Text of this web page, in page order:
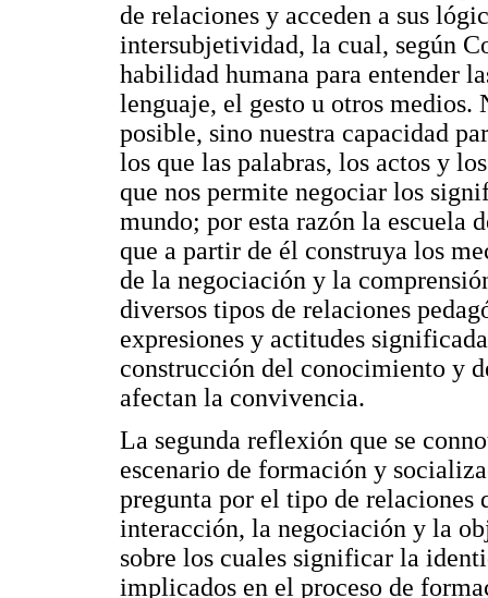
de relaciones y acceden a sus
intersubjetividad, la cual, según
habilidad humana para entender
lenguaje, el gesto u otros medios.
posible, sino nuestra capacidad
los que las palabras, los actos y
que nos permite negociar los
mundo; por esta razón la escuela
que a partir de él construya los
de la negociación y la
diversos tipos de relaciones
expresiones y actitudes
construcción del conocimiento y
afectan la convivencia.
La segunda reflexión que se
escenario de formación y
pregunta por el tipo de relaciones
interacción, la negociación y la
sobre los cuales significar la
implicados en el proceso de